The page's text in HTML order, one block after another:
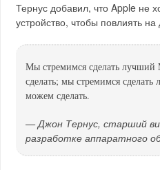
Тернус добавил, что Apple не
устройство, чтобы повлиять на
Мы стремимся сделать
сделать; мы стремимся
можем сделать.
— Джон Тернус, старший
разработке аппаратного